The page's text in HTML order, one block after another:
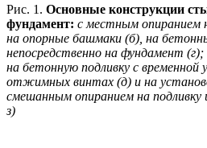
Рис. 1. Основные конструкции
фундамент: с местным опиранием
на опорные башмаки (б), на
непосредственно на фундамент
на бетонную подливку с временной
отжимных винтах (д) и на
смешанным опиранием на
з)